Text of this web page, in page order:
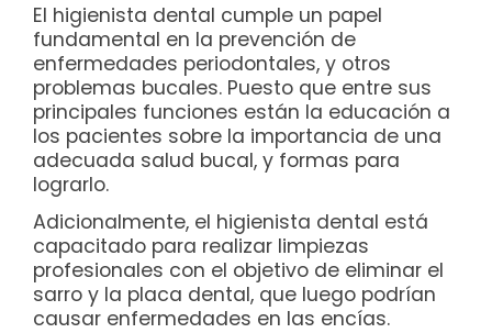
El higienista dental cumple un papel
fundamental en la prevención de
enfermedades periodontales, y otros
problemas bucales. Puesto que entre sus
principales funciones están la educación a
los pacientes sobre la importancia de una
adecuada salud bucal, y formas para
lograrlo.
Adicionalmente, el higienista dental está
capacitado para realizar limpiezas
profesionales con el objetivo de eliminar el
sarro y la placa dental, que luego podrían
causar enfermedades en las encías.